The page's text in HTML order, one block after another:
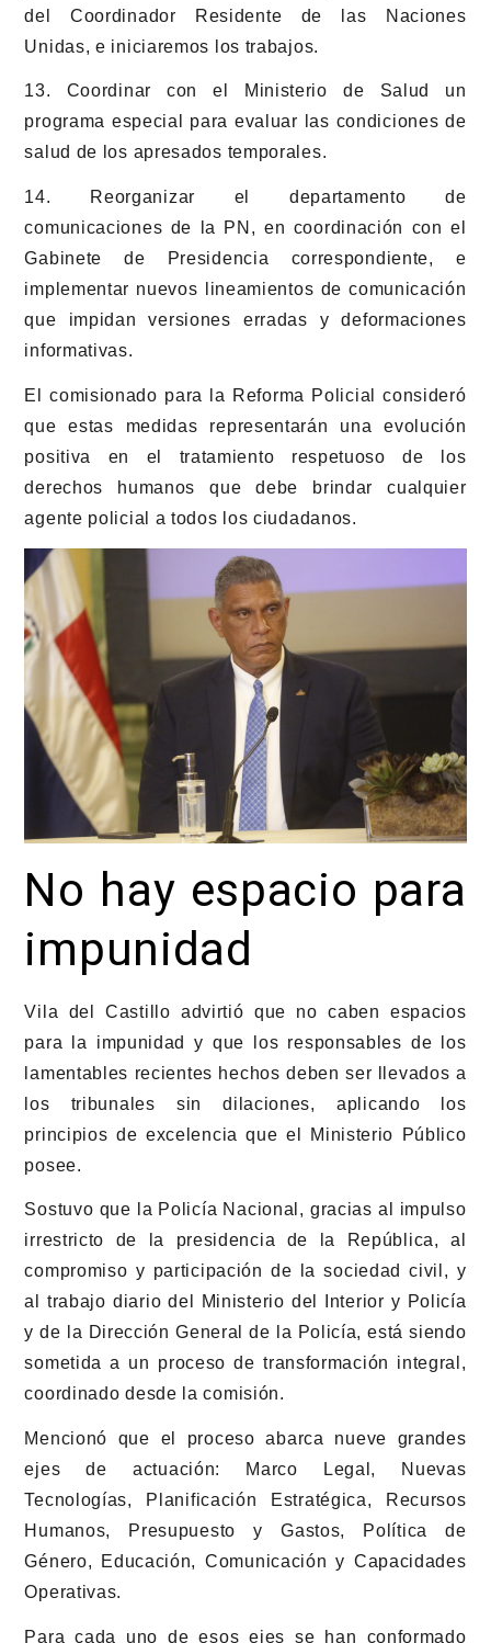
del Coordinador Residente de las Naciones
Unidas, e iniciaremos los trabajos.
13. Coordinar con el Ministerio de Salud un
programa especial para evaluar las condiciones de
salud de los apresados temporales.
14. Reorganizar el departamento de
comunicaciones de la PN, en coordinación con el
Gabinete de Presidencia correspondiente, e
implementar nuevos lineamientos de comunicación
que impidan versiones erradas y deformaciones
informativas.
El comisionado para la Reforma Policial consideró
que estas medidas representarán una evolución
positiva en el tratamiento respetuoso de los
derechos humanos que debe brindar cualquier
agente policial a todos los ciudadanos.
No hay espacio para
impunidad
Vila del Castillo advirtió que no caben espacios
para la impunidad y que los responsables de los
lamentables recientes hechos deben ser llevados a
los tribunales sin dilaciones, aplicando los
principios de excelencia que el Ministerio Público
posee.
Sostuvo que la Policía Nacional, gracias al impulso
irrestricto de la presidencia de la República, al
compromiso y participación de la sociedad civil, y
al trabajo diario del Ministerio del Interior y Policía
y de la Dirección General de la Policía, está siendo
sometida a un proceso de transformación integral,
coordinado desde la comisión.
Mencionó que el proceso abarca nueve grandes
ejes de actuación: Marco Legal, Nuevas
Tecnologías, Planificación Estratégica, Recursos
Humanos, Presupuesto y Gastos, Política de
Género, Educación, Comunicación y Capacidades
Operativas.
Para cada uno de esos ejes se han conformado